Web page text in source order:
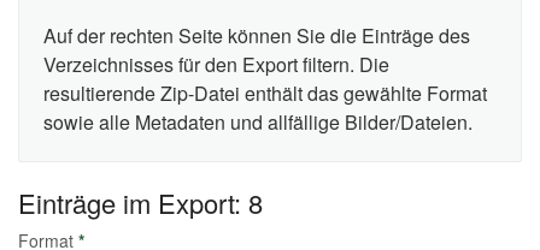
Auf der rechten Seite können Sie die Einträge des
Verzeichnisses für den Export filtern. Die
resultierende Zip-Datei enthält das gewählte Format
sowie alle Metadaten und allfällige Bilder/Dateien.
Einträge im Export: 8
Format *